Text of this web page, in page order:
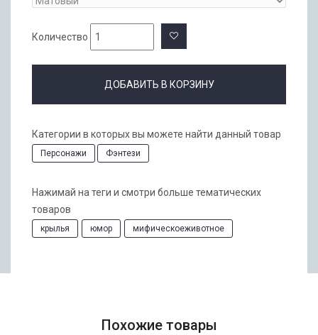
Количество
ДОБАВИТЬ В КОРЗИНУ
Категории в которых вы можете найти данный товар
Персонажи Фэнтези
Нажимай на теги и смотри больше тематических
товаров
крылья юмор мифическоеживотное
Похожие товары